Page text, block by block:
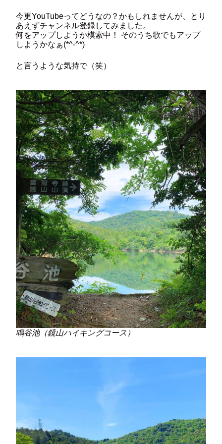
今更YouTubeってどうなの？かもしれませんが、とり
あえずチャンネル登録してみました。
何をアップしようか模索中！ そのうち歌でもアップ
しようかなぁ(*^-^*)
と言うような気持で（笑）
鳴谷池（鏡山ハイキングコース）